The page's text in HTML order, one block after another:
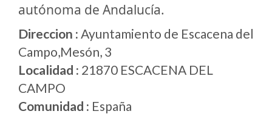
autónoma de Andalucía.
Direccion : Ayuntamiento de Escacena del
Campo,Mesón, 3
Localidad : 21870 ESCACENA DEL
CAMPO
Comunidad : España